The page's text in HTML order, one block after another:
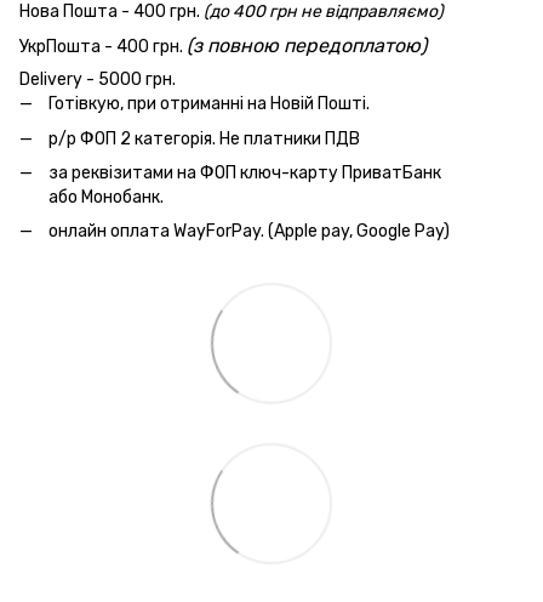
Нова Пошта - 400 грн. (до 400 грн не відправляємо)
УкрПошта - 400 грн. (з повною передоплатою)
Delivery - 5000 грн.
Готівкую, при отриманні на Новій Пошті.
р/р ФОП 2 категорія. Не платники ПДВ
за реквізитами на ФОП ключ-карту ПриватБанк
або Монобанк.
онлайн оплата WayForPay. (Apple pay, Google Pay)